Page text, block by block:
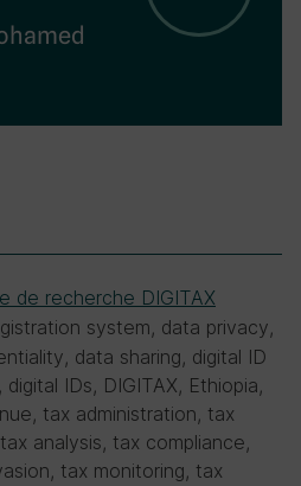
de recherche DIGITAX
system, data privacy,
data sharing, digital ID
IDs, DIGITAX, Ethiopia,
tax administration, tax
analysis, tax compliance,
tax monitoring, tax